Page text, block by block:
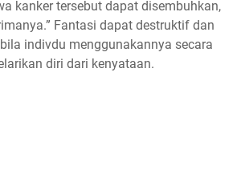
kanker tersebut dapat disembuhkan,
Fantasi dapat destruktif dan
indivdu menggunakannya secara
diri dari kenyataan.